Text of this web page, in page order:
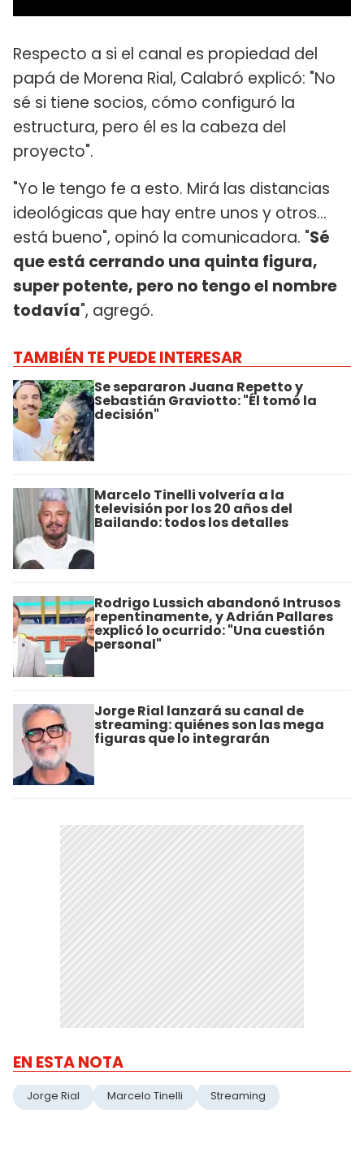
Respecto a si el canal es propiedad del
papá de Morena Rial, Calabró explicó: "No
sé si tiene socios, cómo configuró la
estructura, pero él es la cabeza del
proyecto".
"Yo le tengo fe a esto. Mirá las distancias
ideológicas que hay entre unos y otros...
está bueno", opinó la comunicadora. "Sé
que está cerrando una quinta figura,
super potente, pero no tengo el nombre
todavía", agregó.
TAMBIÉN TE PUEDE INTERESAR
Se separaron Juana Repetto y
Sebastián Graviotto: "Él tomó la
decisión"
Marcelo Tinelli volvería a la
televisión por los 20 años del
Bailando: todos los detalles
Rodrigo Lussich abandonó Intrusos
repentinamente, y Adrián Pallares
explicó lo ocurrido: "Una cuestión
personal"
Jorge Rial lanzará su canal de
streaming: quiénes son las mega
figuras que lo integrarán
EN ESTA NOTA
Jorge Rial Marcelo Tinelli Streaming